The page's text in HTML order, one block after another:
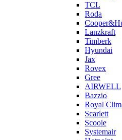
TCL
Roda
Lanzkraft
Timberk
Hyundai
Jax
Rovex
Gree
AIRWELL
Bazzio
Royal
Scarlett
Scoole
Systemair